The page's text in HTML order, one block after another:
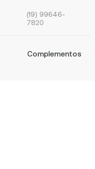
(19) 99646-
7820
Complementos